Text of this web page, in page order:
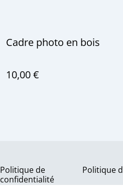
Cadre photo en bois
10,00 €
Politique de
confidentialité
Politique